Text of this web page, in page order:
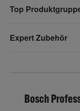
Top
Expert Zubehör
Bosch